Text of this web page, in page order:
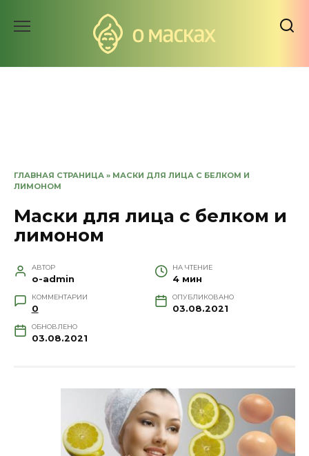
ГЛАВНАЯ СТРАНИЦА » МАСКИ ДЛЯ ЛИЦА С БЕЛКОМ И
ЛИМОНОМ
Маски для лица с белком и
лимоном
АВТОР
o-admin
НА ЧТЕНИЕ
4 мин
КОММЕНТАРИИ
0
ОПУБЛИКОВАНО
03.08.2021
ОБНОВЛЕНО
03.08.2021